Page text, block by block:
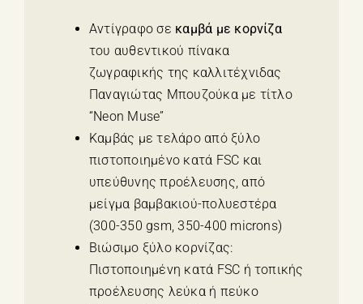
Αντίγραφο σε καμβά με κορνίζα
του αυθεντικού πίνακα
ζωγραφικής της καλλιτέχνιδας
Παναγιώτας Μπουζούκα με τίτλο
“Neon Muse”
Καμβάς με τελάρο από ξύλο
πιστοποιημένο κατά FSC και
υπεύθυνης προέλευσης, από
μείγμα βαμβακιού-πολυεστέρα
(300-350 gsm, 350-400 microns)
Βιώσιμο ξύλο κορνίζας:
Πιστοποιημένη κατά FSC ή τοπικής
προέλευσης λεύκα ή πεύκο